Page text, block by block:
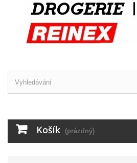
Košík (prázdný)